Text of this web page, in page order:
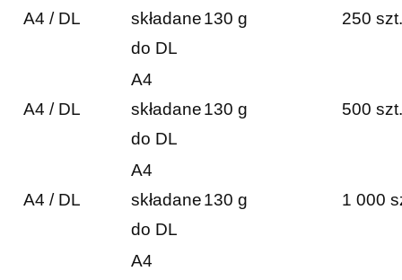
A4 / DL
składane
do DL
130 g 250 szt.
A4 / DL
A4
składane
do DL
130 g 500 szt.
A4 / DL
A4
składane
do DL
130 g 1 000
A4